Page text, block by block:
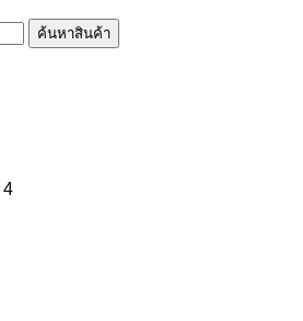
ค้นหาสินค้า
4